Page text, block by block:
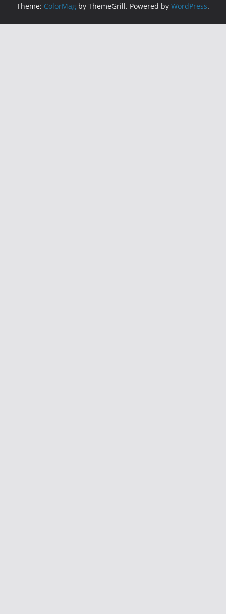
Theme: ColorMag by ThemeGrill. Powered by WordPress.